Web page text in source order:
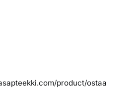
product/ostaa